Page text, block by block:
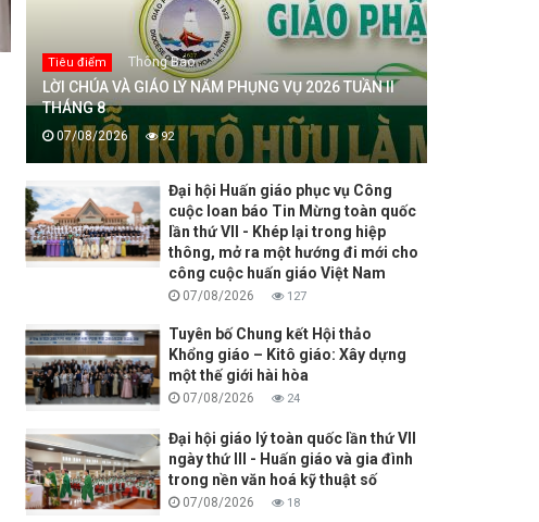
Tiêu điểm Thông Báo
LỜI CHÚA VÀ GIÁO LÝ NĂM PHỤNG VỤ 2026 TUẦN II
THÁNG 8
07/08/2026 92
Đại hội Huấn giáo phục vụ Công
cuộc loan báo Tin Mừng toàn quốc
lần thứ VII - Khép lại trong hiệp
thông, mở ra một hướng đi mới cho
công cuộc huấn giáo Việt Nam
07/08/2026 127
Tuyên bố Chung kết Hội thảo
Khổng giáo – Kitô giáo: Xây dựng
một thế giới hài hòa
07/08/2026 24
Đại hội giáo lý toàn quốc lần thứ VII
ngày thứ III - Huấn giáo và gia đình
trong nền văn hoá kỹ thuật số
07/08/2026 18